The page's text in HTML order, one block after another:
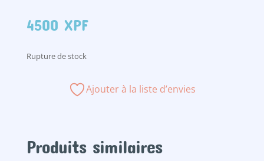
4500 XPF
Rupture de stock
Ajouter à la liste d’envies
Produits similaires